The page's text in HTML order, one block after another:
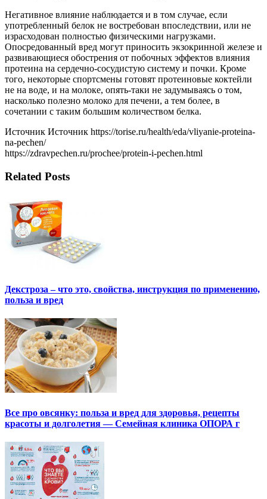
Негативное влияние наблюдается и в том случае, если
употребленный белок не востребован впоследствии, или не
израсходован полностью физическими нагрузками.
Опосредованный вред могут приносить экзокринной железе и
развивающиеся обострения от побочных эффектов влияния
протеина на сердечно-сосудистую систему и почки. Кроме
того, некоторые спортсмены готовят протеиновые коктейли
не на воде, и на молоке, опять-таки не задумываясь о том,
насколько полезно молоко для печени, а тем более, в
сочетании с таким большим количеством белка.
Источник Источник https://torise.ru/health/eda/vliyanie-proteina-
na-pechen/
https://zdravpechen.ru/prochee/protein-i-pechen.html
Related Posts
Декстроза – что это, свойства, инструкция по применению,
польза и вред
Все про овсянку: польза и вред для здоровья, рецепты
красоты и долголетия — Семейная клиника ОПОРА г